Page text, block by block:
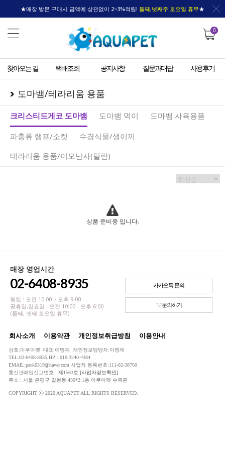
★매장 방문 구매시 금액에 상관없이 2~3%적립! 둘째,넷째주 토요일 휴무★
0
찾아오는 길 택배조회 공지사항 질문과대답 사용후기
도마뱀/테라리움 용품
크리스티드게코 도마뱀 도마뱀 먹이 도마뱀 사육용품
파충류 램프/소켓
수경식물/생이끼
테라리움 용품/이오난사(틸란)
상품 준비중 입니다.
매장 영업시간
02-6408-8935
평일 : 오전 10:00 ~ 오후 9:00
공휴일,일요일 : 오전 10:00 - 오후 6:00
(둘째, 넷째 토요일 휴무)
카카오톡 문의
1:1문의하기
회사소개 이용약관 개인정보취급방침 이용안내
상호:아쿠아펫 대표:이명재 개인정보담당자:이명재
TEL:02-6408-8935,HP : 010-3240-4384
EMAIL:pack0319@naver.com 사업자 등록번호:111-02-38760
통신판매업신고번호 : 제1563호 [사업자정보확인]
주소 : 서울 은평구 갈현동 430*2 1층 아쿠아펫 수족관
COPYRIGHT ⓒ 2020 AQUAPET ALL RIGHTS RESERVED.